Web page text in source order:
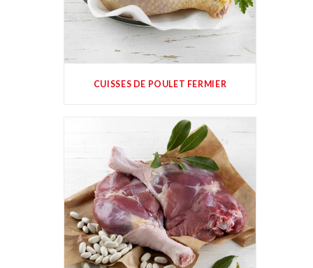
CUISSES DE POULET FERMIER